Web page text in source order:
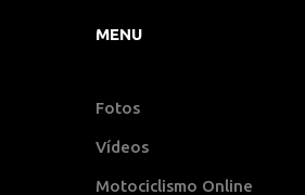
MENU
Fotos
Vídeos
Motociclismo Online